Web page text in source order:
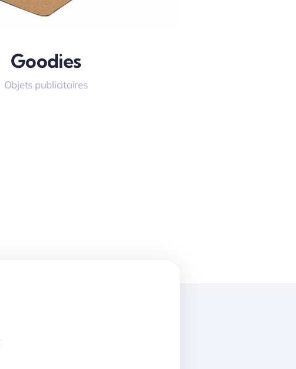
Goodies
Objets publicitaires